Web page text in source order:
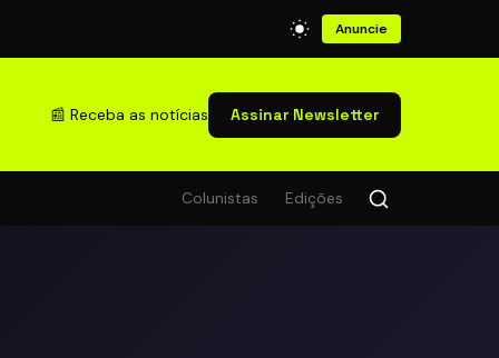
Anuncie
📰 Receba as notícias Assinar Newsletter
Colunistas Edições